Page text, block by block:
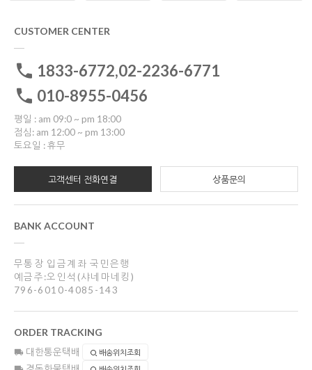
CUSTOMER CENTER
1833-6772,02-2236-6771
010-8955-0456
평일 : am 09:0 ~ pm 18:00
점심: am 12:00 ~ pm 13:00
토요일 : 휴무
고객센터 전화연결 상품문의
BANK ACCOUNT
무통장 입금계좌 국민은행
예금주:오인석(샤네마네킹)
796-6010-4085-143
ORDER TRACKING
대한통운택배 배송위치조회